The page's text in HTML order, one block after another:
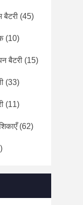
बैटरी (45)
(10)
बैटरी (15)
(33)
(11)
(62)